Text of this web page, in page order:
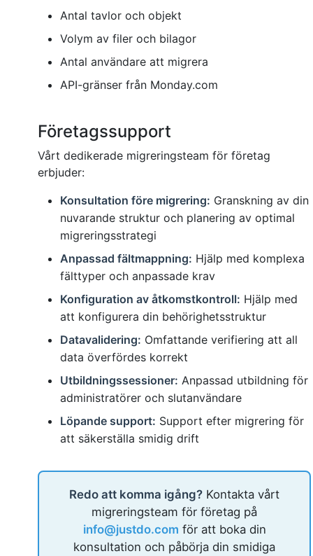
Antal tavlor och objekt
Volym av filer och bilagor
Antal användare att migrera
API-gränser från Monday.com
Företagssupport
Vårt dedikerade migreringsteam för företag
erbjuder:
Konsultation före migrering: Granskning av din
nuvarande struktur och planering av optimal
migreringsstrategi
Anpassad fältmappning: Hjälp med komplexa
fälttyper och anpassade krav
Konfiguration av åtkomstkontroll: Hjälp med
att konfigurera din behörighetsstruktur
Datavalidering: Omfattande verifiering att all
data överfördes korrekt
Utbildningssessioner: Anpassad utbildning för
administratörer och slutanvändare
Löpande support: Support efter migrering för
att säkerställa smidig drift
Redo att komma igång? Kontakta vårt
migreringsteam för företag på
info@justdo.com för att boka din
konsultation och påbörja din smidiga